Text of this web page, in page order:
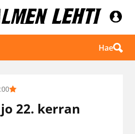
Hae
22. kerran